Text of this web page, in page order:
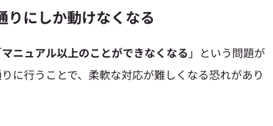
りにしか動けなくなる
マニュアル以上のことができなくなる 」という問題が
に行うことで、柔軟な対応が難しくなる恐れがあり